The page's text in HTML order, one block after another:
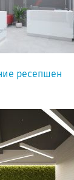
ресепшен